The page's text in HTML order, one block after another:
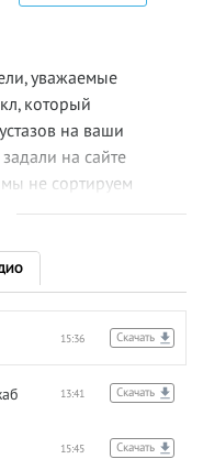
уважаемые
который
на ваши
на сайте
не сортируем
практически подряд,
Скачать
15:36
Скачать
13:41
Скачать
15:45